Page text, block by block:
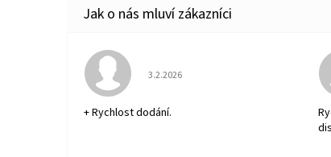
Hodnocení obchodu je 5 z 5
3.2.2026
+ Rychlost dodání.